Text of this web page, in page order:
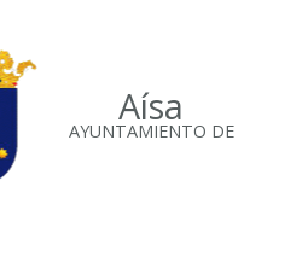
Aísa
AYUNTAMIENTO DE